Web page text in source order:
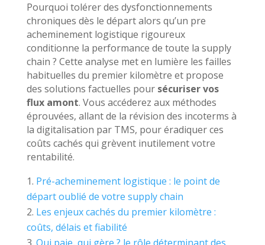
Pourquoi tolérer des dysfonctionnements
chroniques dès le départ alors qu’un pre
acheminement logistique rigoureux
conditionne la performance de toute la supply
chain ? Cette analyse met en lumière les failles
habituelles du premier kilomètre et propose
des solutions factuelles pour sécuriser vos
flux amont. Vous accéderez aux méthodes
éprouvées, allant de la révision des incoterms à
la digitalisation par TMS, pour éradiquer ces
coûts cachés qui grèvent inutilement votre
rentabilité.
Pré-acheminement logistique : le point de
départ oublié de votre supply chain
Les enjeux cachés du premier kilomètre :
coûts, délais et fiabilité